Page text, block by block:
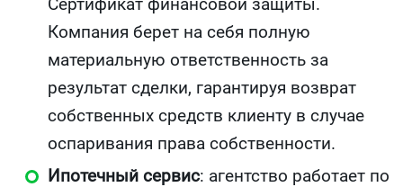
Компания берет на себя полную
материальную ответственность за
результат сделки, гарантируя возврат
собственных средств клиенту в случае
оспаривания права собственности.
Ипотечный сервис: агентство работает по